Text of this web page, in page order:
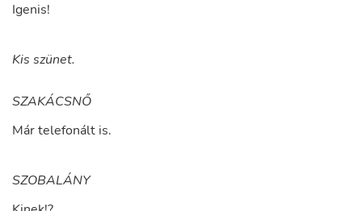
Igenis!
Kis szünet.
SZAKÁCSNŐ
Mártelefonált is.
SZOBALÁNY